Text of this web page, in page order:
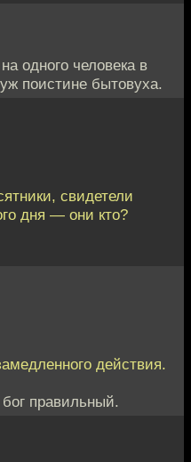
одного человека в
поистине бытовуха.
свидетели
дня — они кто?
действия.
правильный.